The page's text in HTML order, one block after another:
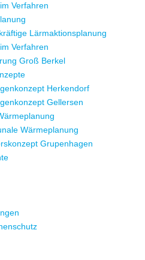
Verfahren
Lärmaktionsplanung
Verfahren
Groß Berkel
Herkendorf
Gellersen
Wärmeplanung
Grupenhagen